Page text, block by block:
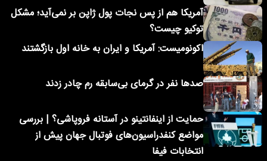
آمریکا هم از پس نجات پول ژاپن بر نمی‌آید؛ مشکل
توکیو چیست؟
اکونومیست: آمریکا و ایران به خانه اول بازگشتند
صدها نفر در گرمای بی‌سابقه رم چادر زدند
حمایت از اینفانتینو در آستانه فروپاشی؟ | بررسی
مواضع کنفدراسیون‌های فوتبال جهان پیش از
انتخابات فیفا